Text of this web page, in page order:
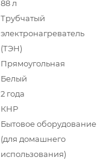
88 л
Трубчатый
электронагреватель
(ТЭН)
Прямоугольная
Белый
2 года
КНР
Бытовое оборудование
(для домашнего
использования)